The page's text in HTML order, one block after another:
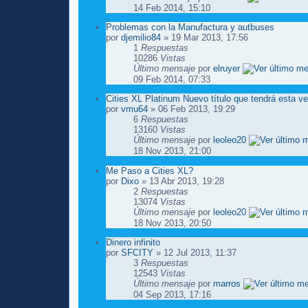
14 Feb 2014, 15:10
Problemas con la Manufactura y autbuses
pordjemilio84 » 19 Mar 2013, 17:56
1Respuestas
10286 Vistas
Último mensaje porelruyer
09 Feb 2014, 07:33
Cities XL Platinum Nuevo título que tendrá esta
porvmu64 » 06 Feb 2013, 19:29
6Respuestas
13160 Vistas
Último mensaje por leoleo20
18 Nov 2013, 21:00
Me Paso a Cities XL?
por Dixo » 13 Abr 2013, 19:28
2Respuestas
13074 Vistas
Último mensaje porleoleo20
18 Nov 2013, 20:50
Dinero infinito
porSFCITY » 12 Jul 2013, 11:37
3Respuestas
12543 Vistas
Último mensaje pormarros
04 Sep 2013, 17:16